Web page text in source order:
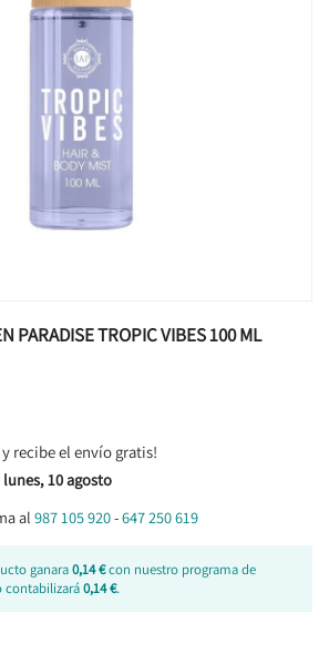
PARADISE TROPIC VIBES 100 ML
y recibe el envío gratis!
lunes, 10 agosto
al 987 105 920-647 250 619
ganara0,14 €con nuestro programa de
contabilizará0,14 €.